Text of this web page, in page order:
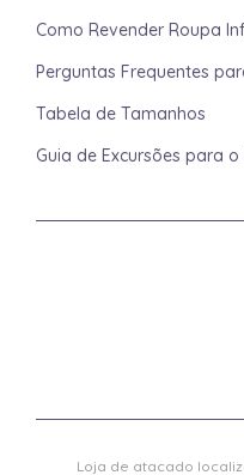
Como Revender Roupa
Perguntas Frequentes
Tabela de Tamanhos
Guia de Excursões para o
Loja de atacado